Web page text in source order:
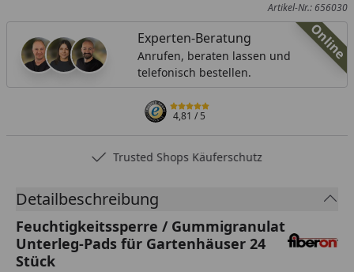
Artikel-Nr.: 656030
Online
Experten-Beratung
Anrufen, beraten lassen und
telefonisch bestellen.
4,81/ 5
Trusted Shops Käuferschutz
Detailbeschreibung
Feuchtigkeitssperre / Gummigranulat
Unterleg-Pads für Gartenhäuser 24
Stück